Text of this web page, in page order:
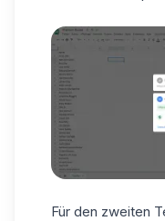
Für den zweiten